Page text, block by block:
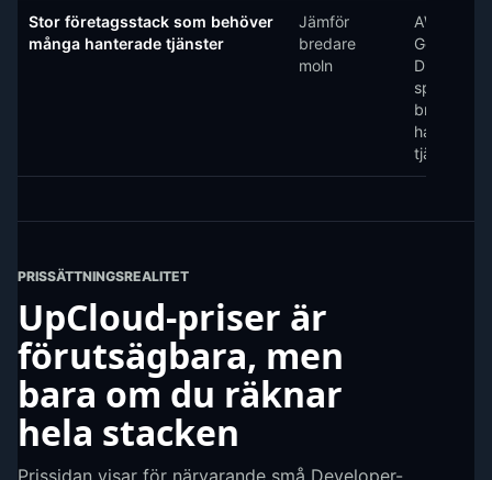
Stor företagsstack som behöver
många hanterade tjänster
Jämför
bredare
moln
AWS,
Google
spara tid
bredare
hanterade
tjänster.
PRISSÄTTNINGSREALITET
UpCloud-priser är
förutsägbara, men
bara om du räknar
hela stacken
Prissidan visar för närvarande små Developer-